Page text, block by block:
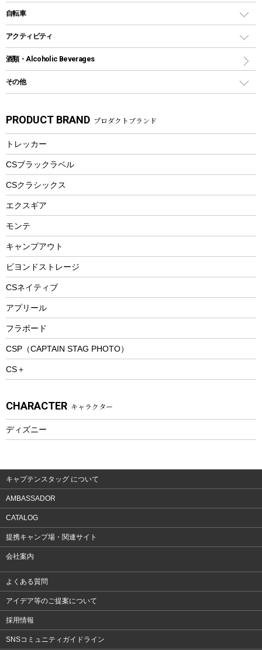
グランドシート
ガイドロープ
ツール
焚き火台&ストーブ
火起こし
バーベキューツール
クッキングツール
ナイフ
カトラリー
マグカップ、カップ
ステンレスボトル
フードボトル
トレー
ランチョンマット
ランチボックス
ディズニーボトル
保冷剤
リュック、バックパック
トートバッグ、サコッシュ
ショッピングキャリー
その他アウトドア雑貨
スプレー関係
ツール、他
インフレータブル
カヤック
パドル
ヘルメット
エアーポンプ
アクセサリー
自転車
折りたたみ自転車
スポーツサイクル
シティサイクル
自転車ウェア
アクティビティ
マリン
ラッシュガード
パラソル
フローティングベスト
ヘルメット
エアーポンプ
ビーチテント
ウィンター
スノーシュー
防寒ウェア
トレッキング
トレッキングアクセサリー
プレイグッズ
ウェルネス
ウェア、タオル
ウェア
酒類・Alcoholic Beverages
その他
湯たんぽ
防災用品
PRODUCT BRAND プロダクトブランド
トレッカー
CSブラックラベル
CSクラシックス
エクスギア
モンテ
キャンプアウト
ビヨンドストレージ
CSネイティブ
アプリール
フラボード
CSP（CAPTAIN STAG PHOTO）
CS＋
CHARACTER キャラクター
ディズニー
キャプテンスタッグ について
AMBASSADOR
CATALOG
提携キャンプ場・関連サイト
会社案内
よくある質問
アイデア等のご提案について
採用情報
SNSコミュニティガイドライン